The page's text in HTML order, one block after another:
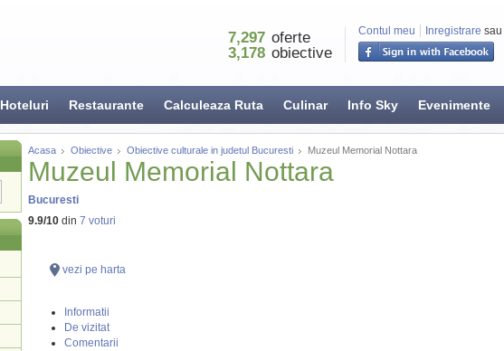
Contul meu Inregistrare sau
7,297 oferte
3,178 obiective
Hoteluri Restaurante Calculeaza Ruta Culinar Info Sky Evenimente
Acasa Obiective Obiective culturale in judetul Bucuresti Muzeul Memorial Nottara
Muzeul Memorial Nottara
Bucuresti
9.9/10din 7 voturi
vezi pe harta
Informatii
De vizitat
Comentarii